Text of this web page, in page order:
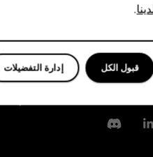
Linkedin
Discord
.
إدارة التفضيلات قبول الكل